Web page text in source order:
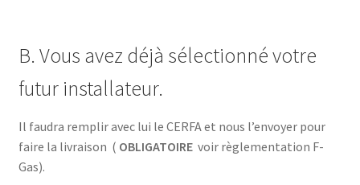
B. Vous avez déjà sélectionné votre
futur installateur.
Il faudra remplir avec lui le CERFA et nous l’envoyer pour
faire la livraison ( OBLIGATOIREvoir règlementation F-
Gas).